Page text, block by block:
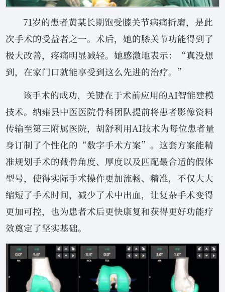
71岁的患者黄某长期饱受膝关节病痛折磨，是此
次手术的受益者之一。术后，她的膝关节功能得到了
极大改善，疼痛明显减轻。她感激地表示：“真没想
到，在家门口就能享受到这么先进的治疗。”
该手术的成功，关键在于术前应用的AI智能建模
技术。纳雍县中医医院骨科团队提前将患者影像资料
传输至第三附属医院，胡舒利用AI技术为每位患者量
身订制了个性化的“数字手术方案”。这套方案能精
准规划手术的截骨角度、厚度以及匹配最合适的假体
型号，使得实际手术操作更加流畅、精准，不仅大大
缩短了手术时间，减少了术中出血，让复杂手术变得
更加可控，也为患者术后更快康复和获得更好功能疗
效奠定了坚实基础。